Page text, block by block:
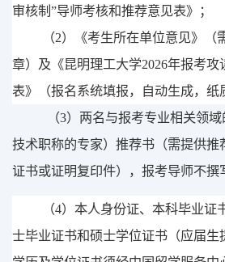
审核制”导师考核和推荐意见表》
；
（2）《考生所在单位意见》（
章）及《昆明理工大学2026年报考攻
表》（报名系统填报，自动生成，纸
（3）两名与报考专业相关领域
技术职称的专家） 推荐书 （需提供推
证书或证明复印件） ，报考导师不撰
（4）本人身份证、本科毕业证
士毕业证书和硕士学位证书（应届生